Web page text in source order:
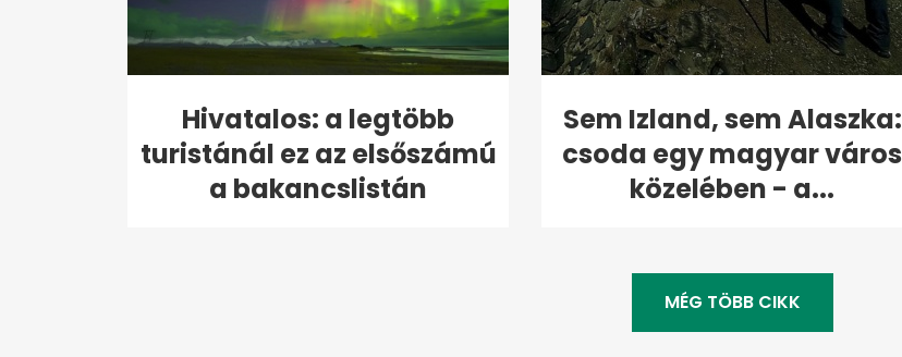
Hivatalos: a legtöbb
turistánál ez az elsőszámú
a bakancslistán
Sem Izland, sem Alaszka:
csoda egy magyar város
közelében - a...
MÉG TÖBB CIKK